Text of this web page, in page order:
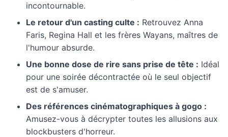
incontournable.
Le retour d'un casting culte : Retrouvez Anna
Faris, Regina Hall et les frères Wayans, maîtres de
l'humour absurde.
Une bonne dose de rire sans prise de tête : Idéal
pour une soirée décontractée où le seul objectif
est de s'amuser.
Des références cinématographiques à gogo :
Amusez-vous à décrypter toutes les allusions aux
blockbusters d'horreur.